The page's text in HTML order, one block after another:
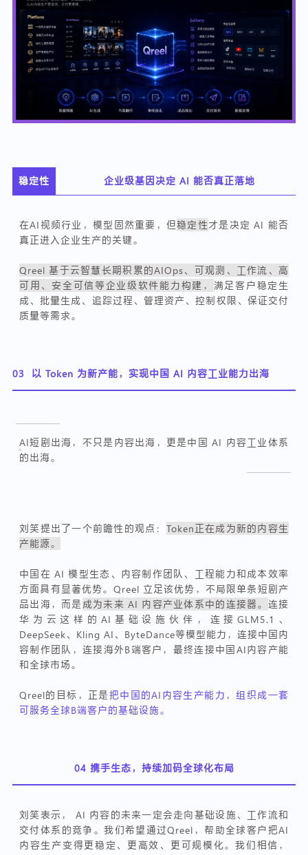
稳定性 企业级基因决定 AI 能否真正落地
在AI视频行业，模型固然重要，但稳定性才是决定 AI 能否
真正进入企业生产的关键。
Qreel 基于云智慧长期积累的AIOps、可观测、工作流、高
可用、安全可信等企业级软件能力构建， 满足客户稳定生
成、批量生成、追踪过程、管理资产、控制权限、保证交付
质量等需求。
03 以 Token 为新产能，实现中国 AI 内容工业能力出海
“
AI短剧出海，不只是内容出海，更是中国 AI 内容工业体系
的出海。
”
刘笑提出了一个前瞻性的观点： Token正在成为新的内容生
产能源。
中国在 AI 模型生态、内容制作团队、工程能力和成本效率
方面具有显著优势。Qreel 立足该优势，不局限单条短剧产
品出海，而是成为未来 AI 内容产业体系中的连接器。 连接
华为云这样的AI基础设施伙伴，连接GLM5.1、
DeepSeek、Kling AI、ByteDance等模型能力，连接中国内
容制作团队，连接海外B端客户，最终连接中国AI内容产能
和全球市场。
Qreel的目标，正是把中国的AI内容生产能力，组织成一套
可服务全球B端客户的基础设施。
04 携手生态，持续加码全球化布局
刘笑表示， AI 内容的未来一定会走向基础设施、工作流和
交付体系的竞争。我们希望通过Qreel，帮助全球客户把AI
内容生产变得更稳定、更高效、更可规模化。我们相信，